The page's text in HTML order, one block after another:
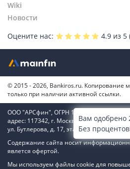
Wiki
Новости
Оцените нас:
4.9 из 5
© 2015 - 2026, Bankiros.ru. Копирование
только при наличии активной ссылки.
ООО "АРСфин", ОГРН 1187746346556,
адрес: 117342, г. Москва, вн. тер. г.
ул. Бутлерова, д. 17, этаж 4, ком. 66
Содержание сайта носит
явлется офертой.
Мы используем файлы cookie для
Вам одобрено
Без